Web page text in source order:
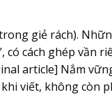
giẻ rách).
có cách ghép vần
article] Nắm
viết, không còn